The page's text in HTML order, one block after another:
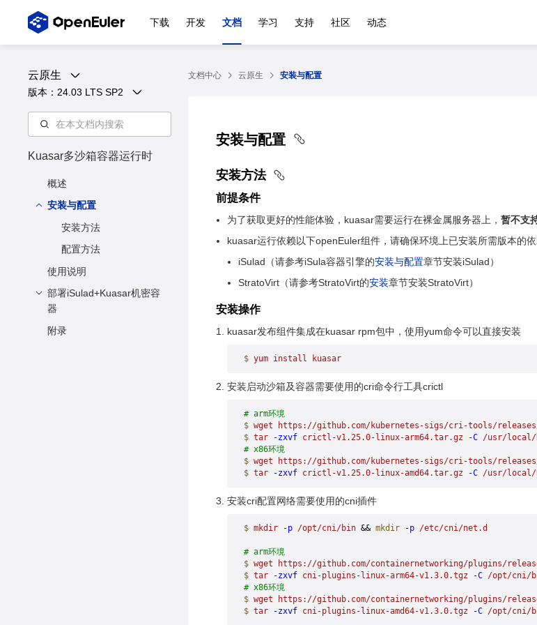
下载 开发 文档 学习 支持 社区 动态
云原生
版本： 24.03 LTS SP2
Kuasar多沙箱容器运行时
概述
安装与配置
安装方法
配置方法
使用说明
部署iSulad+Kuasar机密容
器
环境准备
附录
文档中心 云原生 安装与配置
安装与配置
安装方法
前提条件
为了获取更好的性能体验，kuasar需要运行在裸金属服务器上， 暂不支
kuasar运行依赖以下openEuler组件，请确保环境上已安装所需版本的依
iSulad（请参考iSula容器引擎的安装与配置章节安装iSulad）
StratoVirt（请参考StratoVirt的安装章节安装StratoVirt）
安装操作
kuasar发布组件集成在kuasar rpm包中，使用yum命令可以直接安装
$ yum install kuasar
安装启动沙箱及容器需要使用的cri命令行工具crictl
# arm环境
$ wget https://github.com/kubernetes-sigs/cri-tools/
$ tar -zxvf crictl-v1.25.0-linux-arm64.tar.gz -C /usr/local/
# x86环境
$ wget https://github.com/kubernetes-sigs/cri-tools/
$ tar -zxvf crictl-v1.25.0-linux-amd64.tar.gz -C /usr/local/
安装cri配置网络需要使用的cni插件
$ mkdir -p /opt/cni/bin && mkdir -p /etc/cni/net.d
# arm环境
$ wget https://github.com/containernetworking/plugins/
$ tar -zxvf cni-plugins-linux-arm64-v1.3.0.tgz -C /opt/cni/
# x86环境
$ wget https://github.com/containernetworking/plugins/
$ tar -zxvf cni-plugins-linux-amd64-v1.3.0.tgz -C /opt/cni/